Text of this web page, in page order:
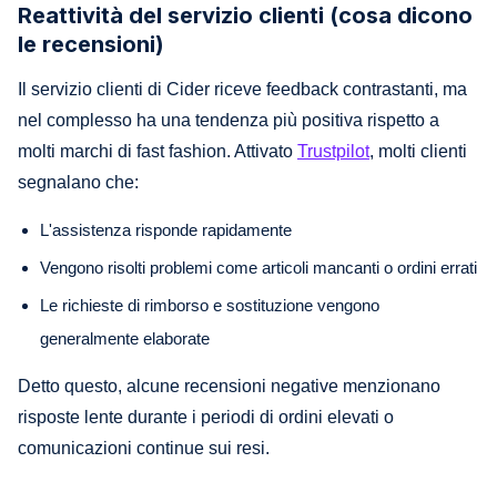
Reattività del servizio clienti (cosa dicono
le recensioni)
Il servizio clienti di Cider riceve feedback contrastanti, ma
nel complesso ha una tendenza più positiva rispetto a
molti marchi di fast fashion. Attivato Trustpilot, molti clienti
segnalano che:
L'assistenza risponde rapidamente
Vengono risolti problemi come articoli mancanti o ordini errati
Le richieste di rimborso e sostituzione vengono
generalmente elaborate
Detto questo, alcune recensioni negative menzionano
risposte lente durante i periodi di ordini elevati o
comunicazioni continue sui resi.